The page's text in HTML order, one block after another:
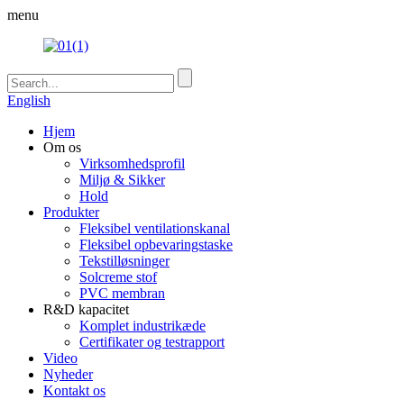
menu
English
Hjem
Om os
Virksomhedsprofil
Miljø & Sikker
Hold
Produkter
Fleksibel ventilationskanal
Fleksibel opbevaringstaske
Tekstilløsninger
Solcreme stof
PVC membran
R&D kapacitet
Komplet industrikæde
Certifikater og testrapport
Video
Nyheder
Kontakt os